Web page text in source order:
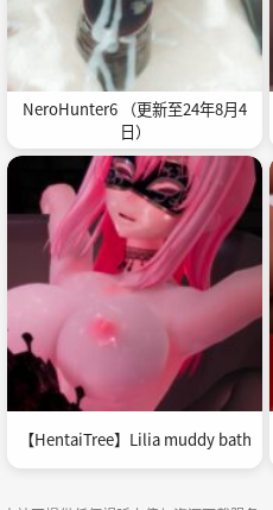
NeroHunter6 （更新至24年8月4
日）
【HentaiTree】Lilia muddy bath